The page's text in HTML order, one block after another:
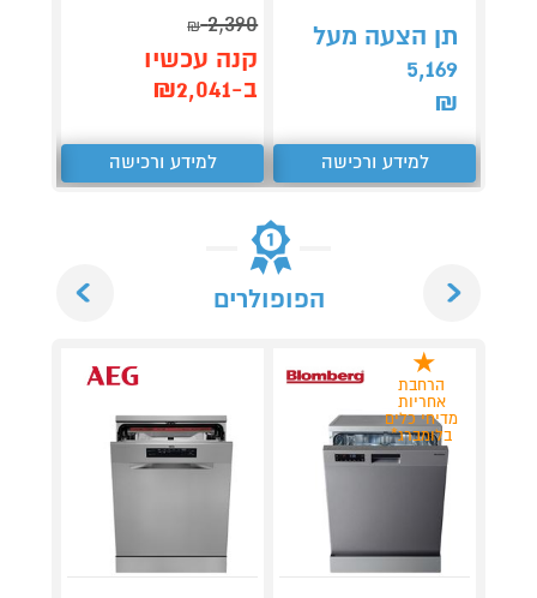
תן הצעה מעל
5,169
₪
למידע ורכישה
2,390
₪
קנה עכשיו
ב-₪2,041
למידע ורכישה
הפופולרים
הרחבת
אחריות
מדיחי כלים
בלומברג*